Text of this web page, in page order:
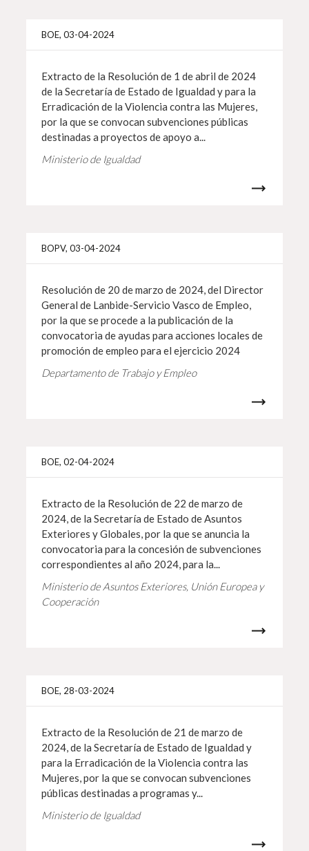
BOE, 03-04-2024
Extracto de la Resolución de 1 de abril de 2024
de la Secretaría de Estado de Igualdad y para la
Erradicación de la Violencia contra las Mujeres,
por la que se convocan subvenciones públicas
destinadas a proyectos de apoyo a...
Ministerio de Igualdad
BOPV, 03-04-2024
Resolución de 20 de marzo de 2024, del Director
General de Lanbide-Servicio Vasco de Empleo,
por la que se procede a la publicación de la
convocatoria de ayudas para acciones locales de
promoción de empleo para el ejercicio 2024
Departamento de Trabajo y Empleo
BOE, 02-04-2024
Extracto de la Resolución de 22 de marzo de
2024, de la Secretaría de Estado de Asuntos
Exteriores y Globales, por la que se anuncia la
convocatoria para la concesión de subvenciones
correspondientes al año 2024, para la...
Ministerio de Asuntos Exteriores, Unión Europea y
Cooperación
BOE, 28-03-2024
Extracto de la Resolución de 21 de marzo de
2024, de la Secretaría de Estado de Igualdad y
para la Erradicación de la Violencia contra las
Mujeres, por la que se convocan subvenciones
públicas destinadas a programas y...
Ministerio de Igualdad